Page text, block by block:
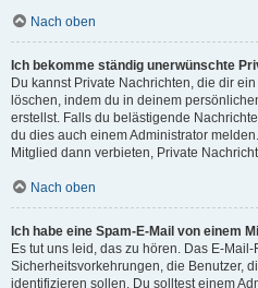
Nach oben
Ich bekomme ständig unerwünschte
Du kannst Private Nachrichten, die dir
löschen, indem du in deinem
erstellst. Falls du belästigende
du dies auch einem Administrator
Mitglied dann verbieten, Private
Nach oben
Ich habe eine Spam-E-Mail von einem
Es tut uns leid, das zu hören. Das E-
Sicherheitsvorkehrungen, die Benutzer,
identifizieren sollen. Du solltest einem